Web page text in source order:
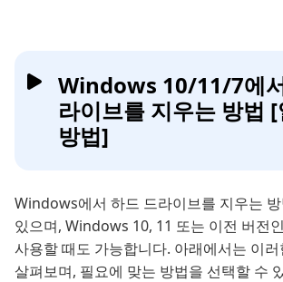
Windows 10/11/7에
라이브를 지우는 방법
방법]
Windows에서 하드 드라이브를 지우는
있으며, Windows 10, 11 또는 이전 버전
사용할 때도 가능합니다. 아래에서는 이
살펴보며, 필요에 맞는 방법을 선택할 수